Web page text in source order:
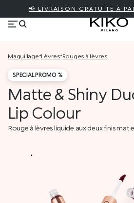
📢 LIVRAISON GRATUITE À
maquillage* lèvres* rouges à lèvres
SPECIAL PROMO %
Matte & Shiny
Lip Colour
Rouge à lèvres liquide aux deux finis mat